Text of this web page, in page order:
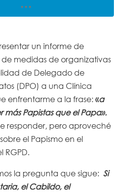
un informe de
medidas de organizativas
de Delegado de
(DPO) a una Clínica
enfrentarme a la frase:«a
más Papistas que el Papa».
responder, pero aproveché
el Papismo en el
RGPD.
la pregunta que sigue: Si
el Cabildo, el